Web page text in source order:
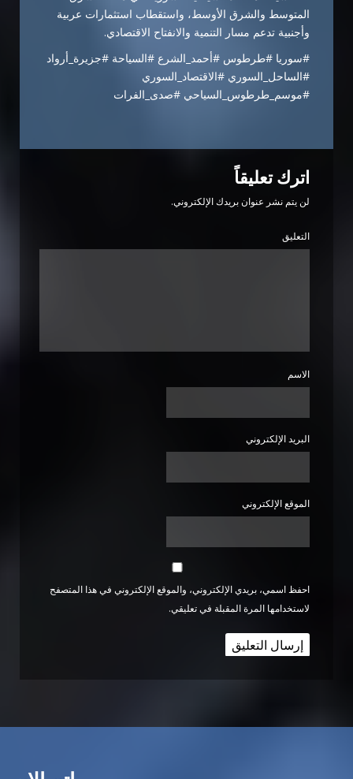
المتوسط والشرق الأوسط، واستقطاب استثمارات عربية
وأجنبية تدعم مسار التنمية والانفتاح الاقتصادي.
#سوريا #طرطوس #أحمد_الشرع #السياحة #جزيرة_أرواد
#الساحل_السوري #الاقتصاد_السوري
#موسم_طرطوس_السياحي #صدى_الفرات
اترك تعليقاً
لن يتم نشر عنوان بريدك الإلكتروني.
التعليق
الاسم
البريد الإلكتروني
الموقع الإلكتروني
احفظ اسمي، بريدي الإلكتروني، والموقع الإلكتروني في هذا المتصفح
لاستخدامها المرة المقبلة في تعليقي.